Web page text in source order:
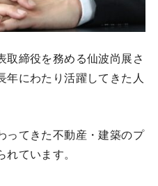
取締役を務める仙波尚展さ
年にわたり活躍してきた人
ってきた不動産・建築のプ
れています。